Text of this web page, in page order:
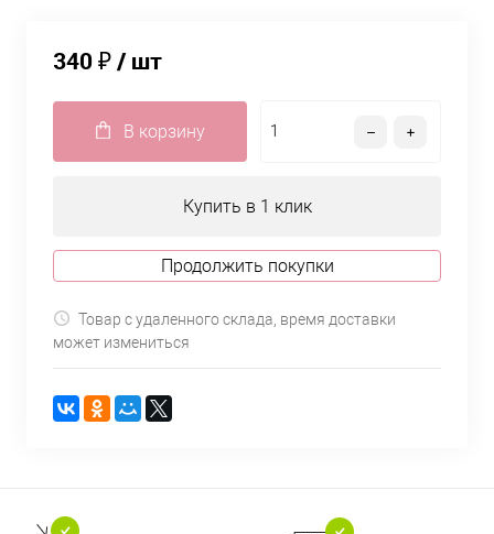
340 ₽/ шт
В корзину
Купить в 1 клик
Продолжить покупки
Товар с удаленного склада, время доставки
может измениться